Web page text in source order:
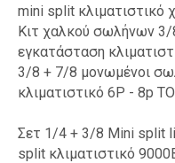
mini split κλιματιστικό
Κιτ χαλκού σωλήνων 3/
εγκατάσταση
3/8 + 7/8 μονωμένοι
κλιματιστικό 6P - 8p
Σετ 1/4 + 3/8 Mini split
split κλιματιστικό